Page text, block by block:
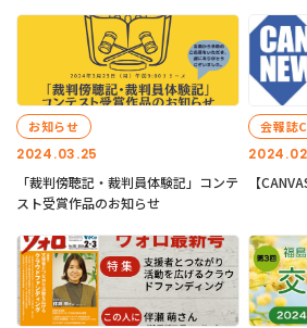
2024.03.25
お知らせ
「裁判傍聴記・裁判員体験記」コンテ
スト受賞作品のお知らせ
会報誌
【